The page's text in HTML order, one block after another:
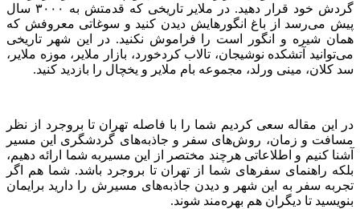
گردش خود قرار دهید. در ملایر تاریخی که قدمتش به ٣٠٠٠ سال
پیش می‌رسد از باغ انگورهایش دیدن کنید و سوغاتی معروفش که
همان شیره و انگور است را فراموش نکنید. در این شهر تاریخی
می‌توانید آتشکده نوشیجان، تالاب کرد‌خورد، بازار ملایر، موزه ملایر،
سد کلان، مینی ورلد، مجموعه بام ملایر و یخچال را بازدید کنید.
در این مقاله سعی کردیم شما را با فاصله تهران تا بروجرد از نظر
مسافت و زمان، روش‌های سفر و جاذبه‌های گردشگری این مسیر
آشنا کنیم و اطلاعاتی هر‌چند مختصر از این مسیربه شما ارائه دهیم،
بلکه راهنمای سفر‌های شما از تهران تا بروجرد باشد. شما هم اگر
تجربه سفر به این شهر و دیدن جاذبه‌های مسیرش را دارید برایمان
بنویسید تا دیگران هم بهره‌مند شوند.